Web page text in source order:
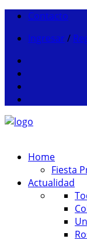
Contacto
Ingresar /
Home
Fiesta
Actualidad